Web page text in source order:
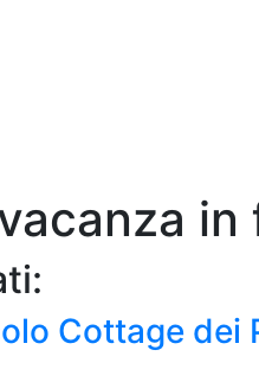
in
Cottage dei